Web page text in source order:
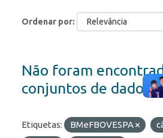
Ordenar por
Não foram
conjuntos de dados
Etiquetas: BMeFBOVESPA